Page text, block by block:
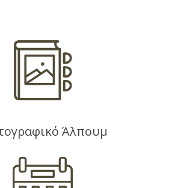
Άλπουμ